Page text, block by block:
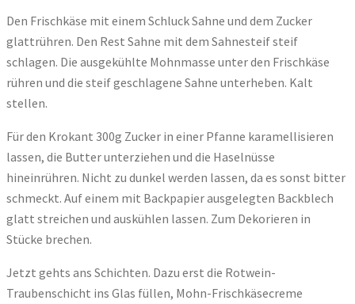
Den Frischkäse mit einem Schluck Sahne und dem Zucker
glattrühren. Den Rest Sahne mit dem Sahnesteif steif
schlagen. Die ausgekühlte Mohnmasse unter den Frischkäse
rühren und die steif geschlagene Sahne unterheben. Kalt
stellen.
Für den Krokant 300g Zucker in einer Pfanne karamellisieren
lassen, die Butter unterziehen und die Haselnüsse
hineinrühren. Nicht zu dunkel werden lassen, da es sonst bitter
schmeckt. Auf einem mit Backpapier ausgelegten Backblech
glatt streichen und auskühlen lassen. Zum Dekorieren in
Stücke brechen.
Jetzt gehts ans Schichten. Dazu erst die Rotwein-
Traubenschicht ins Glas füllen, Mohn-Frischkäsecreme